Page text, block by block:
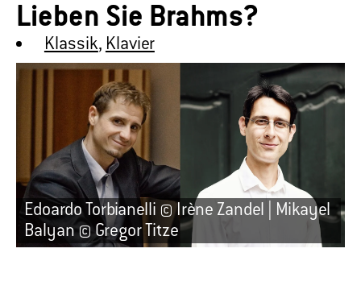
Lieben Sie Brahms?
Klassik, Klavier
Edoardo Torbianelli © Irène Zandel | Mikayel
Balyan © Gregor Titze